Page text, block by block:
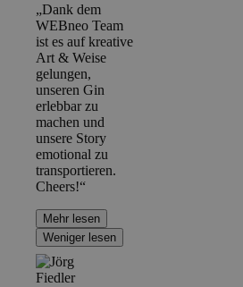
„Dank dem
WEBneo Team
ist es auf kreative
Art & Weise
gelungen,
unseren Gin
erlebbar zu
machen und
unsere Story
emotional zu
transportieren.
Cheers!“
Mehr lesen
Weniger lesen